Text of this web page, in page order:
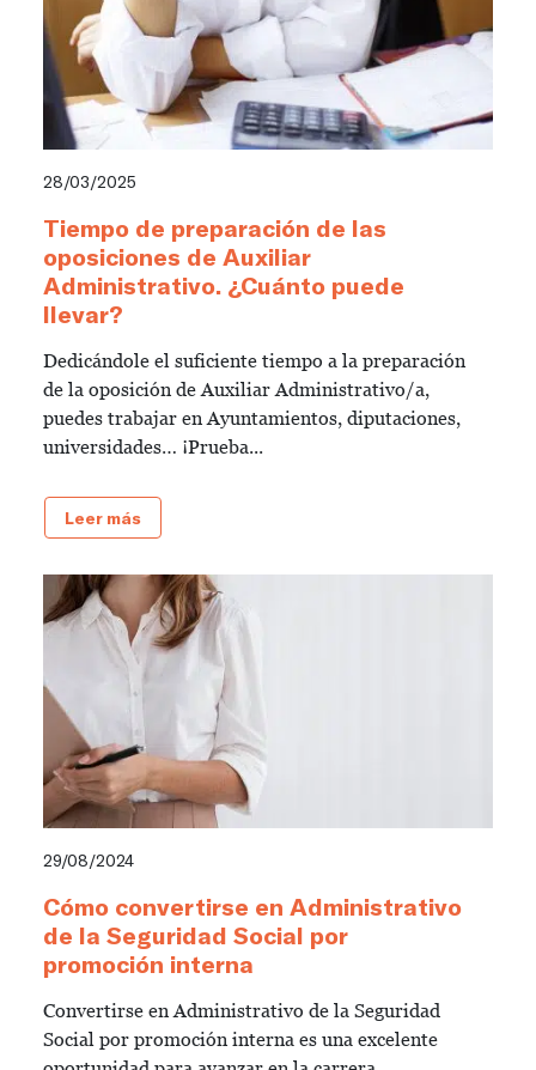
28/03/2025
Tiempo de preparación de las
oposiciones de Auxiliar
Administrativo. ¿Cuánto puede
llevar?
Dedicándole el suficiente tiempo a la preparación
de la oposición de Auxiliar Administrativo/a,
puedes trabajar en Ayuntamientos, diputaciones,
universidades… ¡Prueba...
Leer más
29/08/2024
Cómo convertirse en Administrativo
de la Seguridad Social por
promoción interna
Convertirse en Administrativo de la Seguridad
Social por promoción interna es una excelente